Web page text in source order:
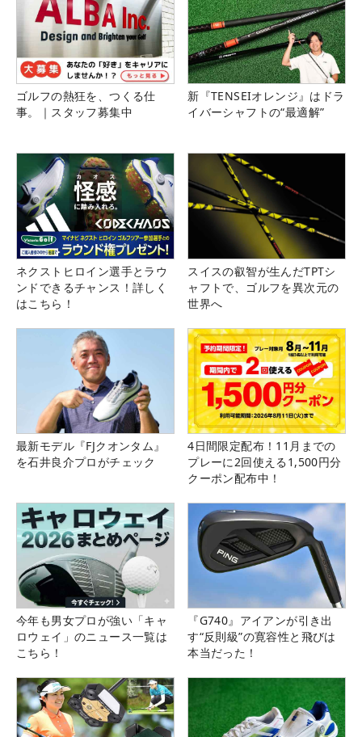
ゴルフの熱狂を、つくる仕
事。｜スタッフ募集中
新『TENSEIオレンジ』はドラ
イバーシャフトの“最適解”
ネクストヒロイン選手とラウ
ンドできるチャンス！詳しく
はこちら！
スイスの叡智が生んだTPTシ
ャフトで、ゴルフを異次元の
世界へ
最新モデル『FJクオンタム』
を石井良介プロがチェック
4日間限定配布！11月までの
プレーに2回使える1,500円分
クーポン配布中！
今年も男女プロが強い「キャ
ロウェイ」のニュース一覧は
こちら！
『G740』アイアンが引き出
す“反則級”の寛容性と飛びは
本当だった！